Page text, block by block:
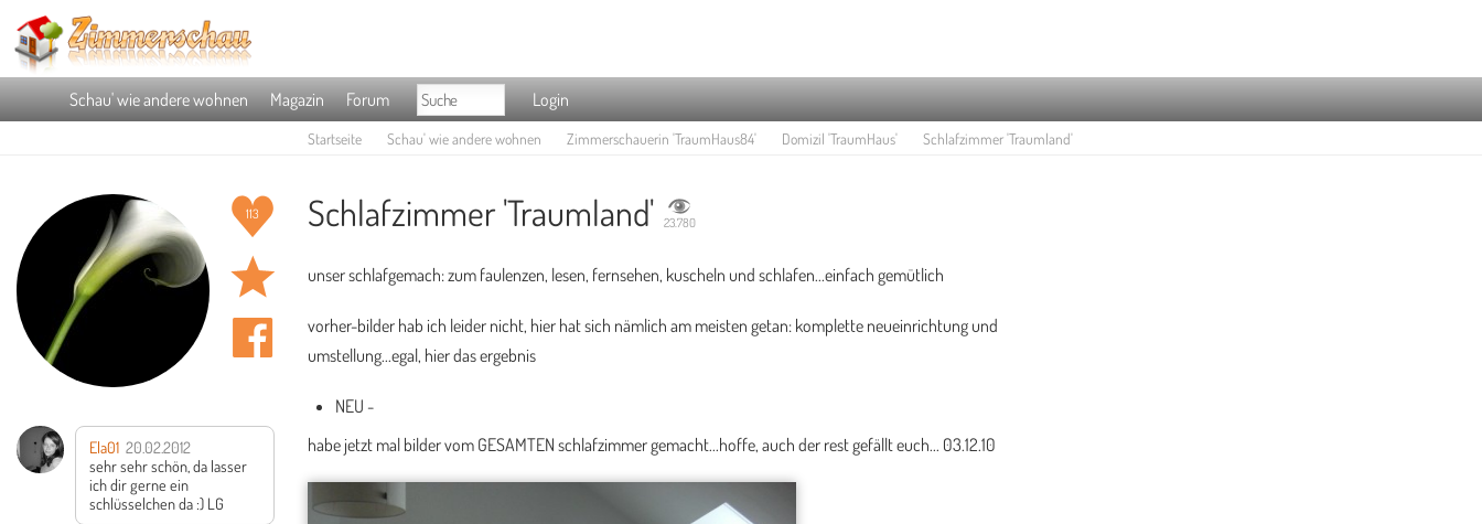
Schau' wie andere wohnen Magazin Forum Login
Startseite Schau' wie andere wohnen Zimmerschauerin 'TraumHaus84' Domizil 'TraumHaus' Schlafzimmer 'Traumland'
113
Ela01 20.02.2012
sehr sehr schön, da lasser
ich dir gerne ein
schlüsselchen da :) LG
Schlafzimmer 'Traumland' 23.780
unser schlafgemach: zum faulenzen, lesen, fernsehen, kuscheln und schlafen...einfach gemütlich
vorher-bilder hab ich leider nicht, hier hat sich nämlich am meisten getan: komplette neueinrichtung und
umstellung...egal, hier das ergebnis
NEU -
habe jetzt mal bilder vom GESAMTEN schlafzimmer gemacht...hoffe, auch der rest gefällt euch... 03.12.10